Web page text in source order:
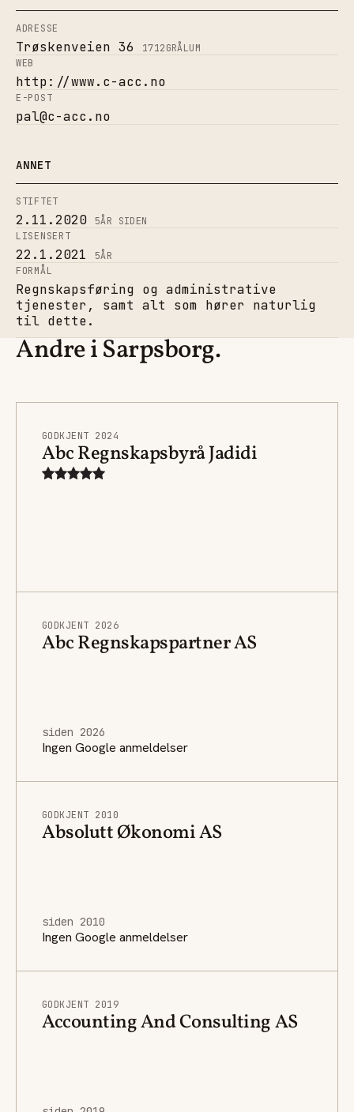
ADRESSE
Trøskenveien 36 1712GRÅLUM
WEB
http://www.c-acc.no
E-POST
pal@c-acc.no
ANNET
STIFTET
2.11.2020 5ÅR SIDEN
LISENSERT
22.1.2021 5ÅR
FORMÅL
Regnskapsføring og administrative
tjenester, samt alt som hører naturlig
til dette.
Andre i Sarpsborg.
GODKJENT 2024
Abc Regnskapsbyrå Jadidi
GODKJENT 2026
Abc Regnskapspartner AS
siden 2026
Ingen Google anmeldelser
GODKJENT 2010
Absolutt Økonomi AS
siden 2010
Ingen Google anmeldelser
GODKJENT 2019
Accounting And Consulting AS